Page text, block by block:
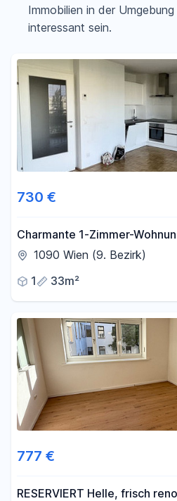
Fläche
Filter
Immobilien in der
interessant sein.
730 €
Charmante 1-Zimmer-
Spittelauer Lände – ideal für
1090 Wien (9. Bezirk)
1
33m²
777 €
RESERVIERT Helle, frisch